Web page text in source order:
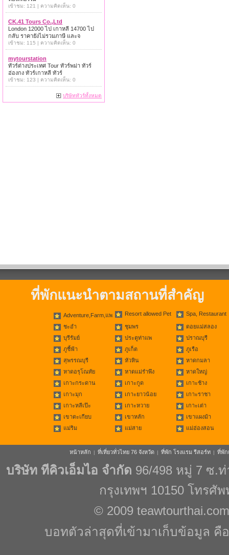
เข้าชม: 121 | ความคิดเห็น: 0
CK.41 Tours Co.,Ltd
London 12000 ไป เกาหลี 14700 ไป
กลับ ราคายังไม่รวมภาษี และจ
เข้าชม: 115 | ความคิดเห็น: 0
mytourstation
ทัวร์ต่างประเทศ Tour ทัวร์พม่า ทัวร์
ฮ่องกง ทัวร์เกาหลี ทัวร์
เข้าชม: 123 | ความคิดเห็น: 0
บริษัททัวร์ทั้งหมด
ที่พักแนะนำตามสถานที่สำคัญ
Adventure,Farm,แพ Resort allowed Pet Spa, Restaurant
ชะอำ ชุมพร
ดอยแม่สลอง
บุรีรัมย์
ประตูท่าแพ
ปราณบุรี
ภูชี้ฟ้า
ภูเก็ต
ภูเรือ
สุพรรณบุรี
หัวหิน
หาดกมลา
หาดอรุโณทัย
หาดแม่รำพึง
หาดใหญ่
เกาะกระดาน
เกาะกูด
เกาะช้าง
เกาะมุก
เกาะยาวน้อย
เกาะราชา
เกาะหลีเป๊ะ
เกาะหวาย
เกาะเต่า
เขาตะเกียบ
เขาหลัก
เขาแผงม้า
แม่ริม
แม่สาย แม่ฮ่องสอน
หน้าหลัก | ที่เที่ยวทั่วไทย 76 จังหวัด | ที่พัก โรงแรม รีสอร์ท | ที่พัก
บริษัท ทีคิวเอ็มไอ จำกัด 96/498 หมู่ 7 ซ.
กรุงเทพฯ 10150 โทรศั
© 2009 teawtourthai.com
บอทตัวล่าสุดที่เข้ามาเก็บข้อมูล คือ